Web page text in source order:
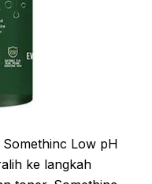
Low pH
ke langkah